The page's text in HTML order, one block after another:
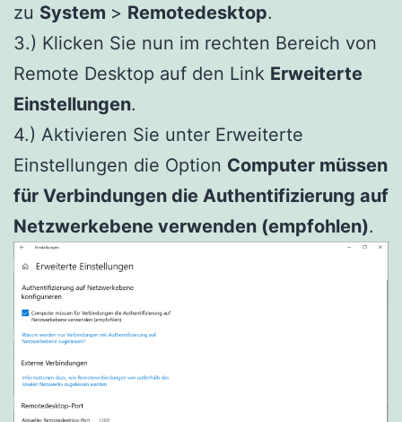
zu System > Remotedesktop.
3.) Klicken Sie nun im rechten Bereich von
Remote Desktop auf den Link Erweiterte
Einstellungen.
4.) Aktivieren Sie unter Erweiterte
Einstellungen die Option Computer müssen
für Verbindungen die Authentifizierung auf
Netzwerkebene verwenden (empfohlen).